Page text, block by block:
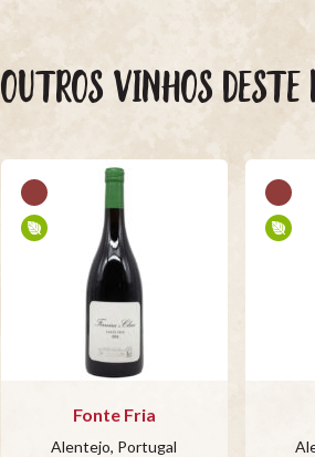
OUTROS VINHOS DESTE
Fonte Fria
Alentejo, Portugal